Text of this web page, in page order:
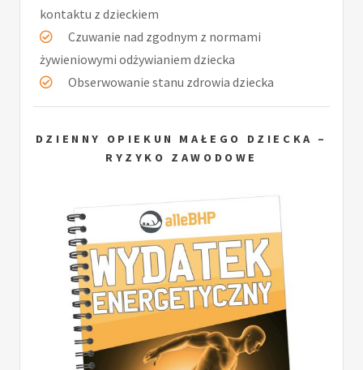
kontaktu z dzieckiem
Czuwanie nad zgodnym z normami
żywieniowymi odżywianiem dziecka
Obserwowanie stanu zdrowia dziecka
DZIENNY OPIEKUN MAŁEGO DZIECKA –
RYZYKO ZAWODOWE